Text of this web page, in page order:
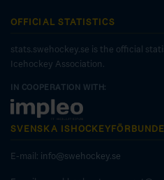
OFFICIAL STATISTICS
stats.swehockey.se is the official
Icehockey Association.
IN COOPERATION WITH:
SVENSKA
E-mail: info@swehockey.se